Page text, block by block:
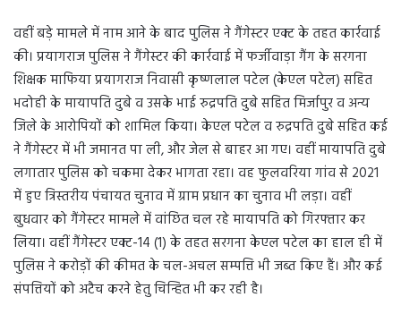
वहीं बड़े मामले में नाम आने के बाद पुलिस ने गैंगेस्टर एक्ट के तहत कार्रवाई
की। प्रयागराज पुलिस ने गैंगेस्टर की कार्रवाई में फर्जीवाड़ा गैंग के सरगना
शिक्षक माफिया प्रयागराज निवासी कृष्णलाल पटेल (केएल पटेल) सहित
भदोही के मायापति दुबे व उसके भाई रुद्रपति दुबे सहित मिर्जापुर व अन्य
जिले के आरोपियों को शामिल किया। केएल पटेल व रुद्रपति दुबे सहित कई
ने गैंगेस्टर में भी जमानत पा ली, और जेल से बाहर आ गए। वहीं मायापति दुबे
लगातार पुलिस को चकमा देकर भागता रहा। वह फुलवरिया गांव से 2021
में हुए त्रिस्तरीय पंचायत चुनाव में ग्राम प्रधान का चुनाव भी लड़ा। वहीं
बुधवार को गैंगेस्टर मामले में वांछित चल रहे मायापति को गिरफ्तार कर
लिया। वहीं गैंगेस्टर एक्ट-14 (1) के तहत सरगना केएल पटेल का हाल ही में
पुलिस ने करोड़ों की कीमत के चल-अचल सम्पत्ति भी जब्त किए हैं। और कई
संपत्तियों को अटैच करने हेतु चिन्हित भी कर रही है।